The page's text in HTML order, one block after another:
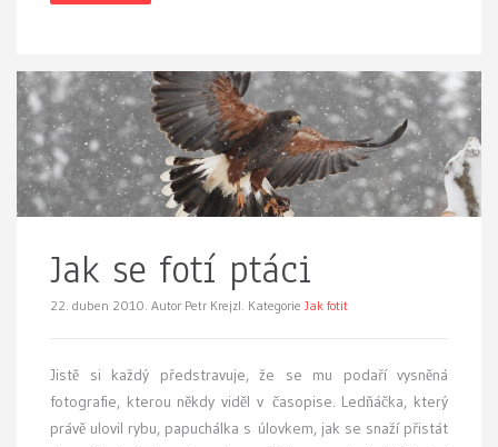
Jak se fotí ptáci
22. duben 2010. Autor Petr Krejzl. Kategorie Jak fotit
Jistě si každý předstravuje, že se mu podaří vysněná
fotografie, kterou někdy viděl v časopise. Ledňáčka, který
právě ulovil rybu, papuchálka s úlovkem, jak se snaží přistát